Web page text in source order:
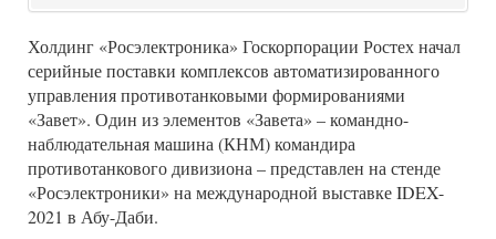
Холдинг «Росэлектроника» Госкорпорации Ростех начал
серийные поставки комплексов автоматизированного
управления противотанковыми формированиями
«Завет». Один из элементов «Завета» – командно-
наблюдательная машина (КНМ) командира
противотанкового дивизиона – представлен на стенде
«Росэлектроники» на международной выставке IDEX-
2021 в Абу-Даби.